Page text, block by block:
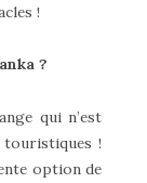
!
?
qui n’est
!
option de